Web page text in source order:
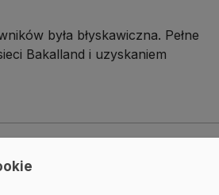
była błyskawiczna. Pełne
Bakalland i uzyskaniem
i po s